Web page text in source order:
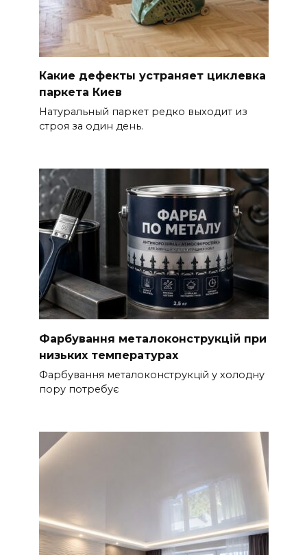
Какие дефекты устраняет циклевка
паркета Киев
Натуральный паркет редко выходит из
строя за один день.
Фарбування металоконструкцій при
низьких температурах
Фарбування металоконструкцій у холодну
пору потребує